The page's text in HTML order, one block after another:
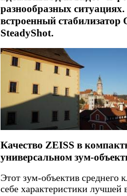
разнообразных
встроенный стабилизатор
SteadyShot.
Качество ZEISS в
универсальном зум-
Этот зум-объектив среднего
себе характеристики лучшей